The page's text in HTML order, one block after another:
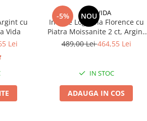
cu
Vida
Lei
-5% NOU
UNA VIDA
Inel de Logodna Florence cu
Piatra Moissanite 2 ct, Argint
925
489,00 Lei464,55 Lei
IN STOC
ADAUGA IN COS